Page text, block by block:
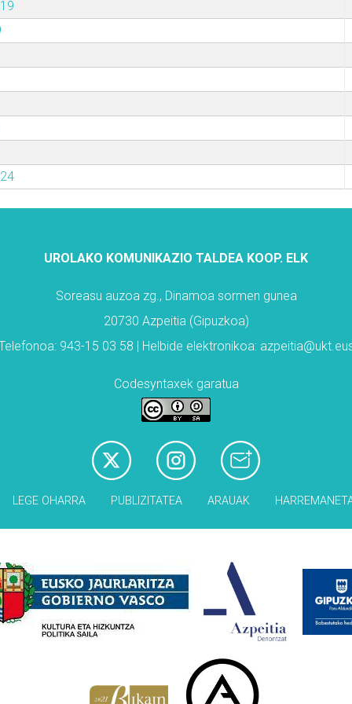
UROLAKO KOMUNIKAZIO TALDEA KOOP. ELK
Soreasu auzoa zg., Dinamoa sormen gunea
20730 Azpeitia (Gipuzkoa)
943-15 03 58 | Helbide elektronikoa:
Codesyntaxek garatua
LEGE OHARRA PUBLIZITATEA ARAUAK